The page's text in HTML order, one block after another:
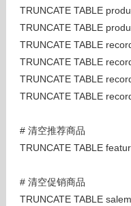
TRUNCATE TABLE
TRUNCATE TABLE
TRUNCATE TABLE
TRUNCATE TABLE
TRUNCATE TABLE
TRUNCATE TABLE
# 清空推荐商品
TRUNCATE TABLE
# 清空促销商品
TRUNCATE TABLE